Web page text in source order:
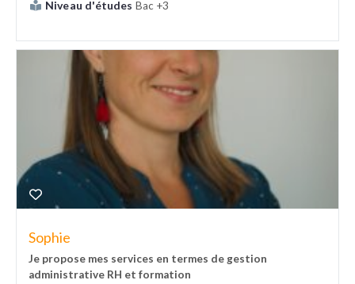
Niveau d'études Bac +3
Sophie
Je propose mes services en termes de gestion
administrative RH et formation